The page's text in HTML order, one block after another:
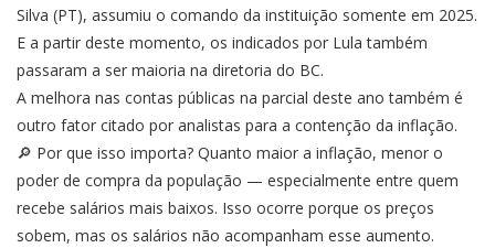
Silva (PT), assumiu o comando da instituição somente em 2025.
E a partir deste momento, os indicados por Lula também
passaram a ser maioria na diretoria do BC.
A melhora nas contas públicas na parcial deste ano também é
outro fator citado por analistas para a contenção da inflação.
🔎 Por que isso importa? Quanto maior a inflação, menor o
poder de compra da população — especialmente entre quem
recebe salários mais baixos. Isso ocorre porque os preços
sobem, mas os salários não acompanham esse aumento.